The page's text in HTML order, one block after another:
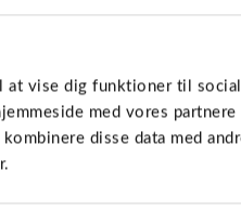
vise dig funktioner til
med vores
disse data med